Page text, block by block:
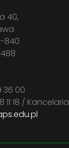
40,
840
36 00
11 18 / Kancelaria